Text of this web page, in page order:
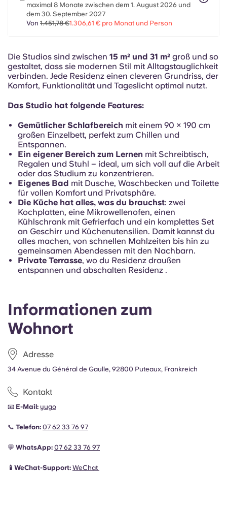
Informationen zum
Wohnort
Adresse
34 Avenue du Général de Gaulle, 92800 Puteaux, Frankreich
Kontakt
📧 E-Mail: yugo
📞 Telefon: 07 62 33 76 97
💬 WhatsApp: 07 62 33 76 97
📱WeChat-Support: WeChat
maximal 8 Monate zwischen dem 1. August 2026 und
dem 30. September 2027
Von 1.451,78 €1.306,61 € pro Monat und Person
Die Studios sind zwischen 15 m² und 31 m² groß und so
gestaltet, dass sie modernen Stil mit Alltagstauglichkeit
verbinden. Jede Residenz einen cleveren Grundriss, der
Komfort, Funktionalität und Tageslicht optimal nutzt.
Das Studio hat folgende Features:
Gemütlicher Schlafbereich mit einem 90 × 190 cm
großen Einzelbett, perfekt zum Chillen und
Entspannen.
Ein eigener Bereich zum Lernen mit Schreibtisch,
Regalen und Stuhl – ideal, um sich voll auf die Arbeit
oder das Studium zu konzentrieren.
Eigenes Bad mit Dusche, Waschbecken und Toilette
für vollen Komfort und Privatsphäre.
Die Küche hat alles, was du brauchst: zwei
Kochplatten, eine Mikrowellenofen, einen
Kühlschrank mit Gefrierfach und ein komplettes Set
an Geschirr und Küchenutensilien. Damit kannst du
alles machen, von schnellen Mahlzeiten bis hin zu
gemeinsamen Abendessen mit den Nachbarn.
Private Terrasse, wo du Residenz draußen
entspannen und abschalten Residenz .